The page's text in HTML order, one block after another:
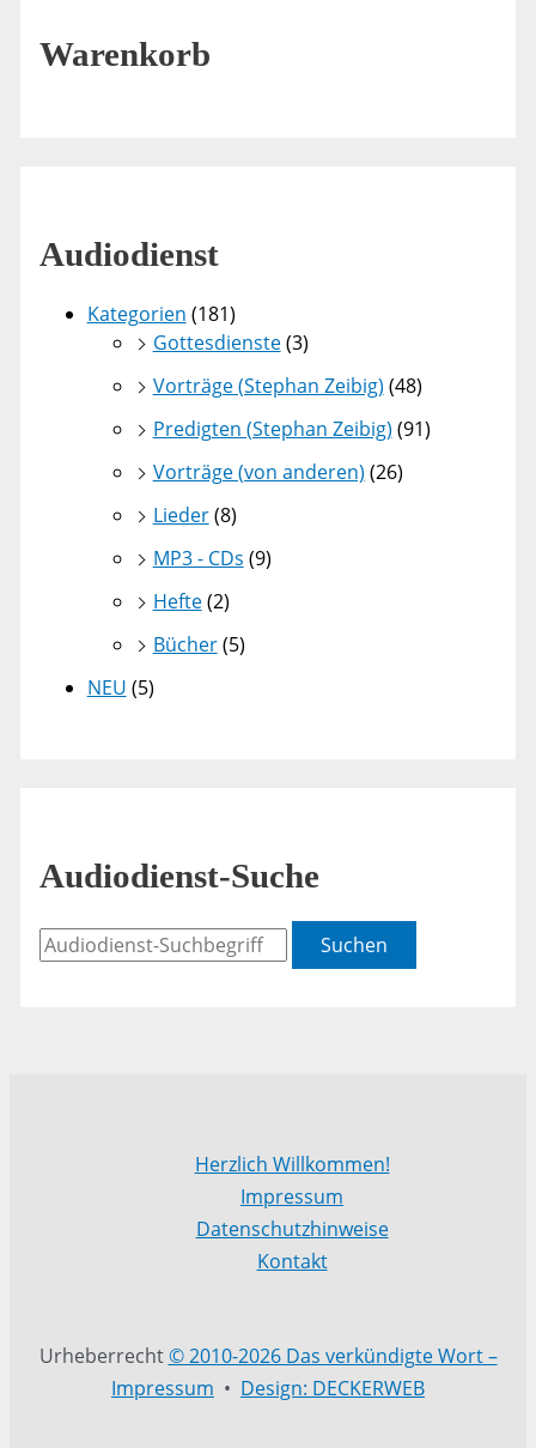
Warenkorb
Audiodienst
Kategorien (181)
Gottesdienste(3)
Vorträge (Stephan Zeibig) (48)
Predigten (Stephan Zeibig) (91)
Vorträge (von anderen) (26)
Lieder(8)
MP3 - CDs (9)
Hefte(2)
Bücher(5)
NEU (5)
Audiodienst-Suche
Suchen
Herzlich Willkommen!
Impressum
Datenschutzhinweise
Kontakt
Urheberrecht© 2010-2026 Das verkündigte Wort –
Impressum • Design: DECKERWEB